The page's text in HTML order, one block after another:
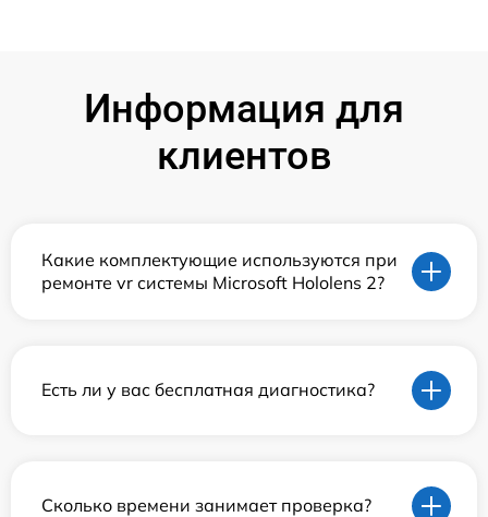
Информация для
клиентов
Какие комплектующие используются при
ремонте vr системы Microsoft Hololens 2?
Есть ли у вас бесплатная диагностика?
Сколько времени занимает проверка?